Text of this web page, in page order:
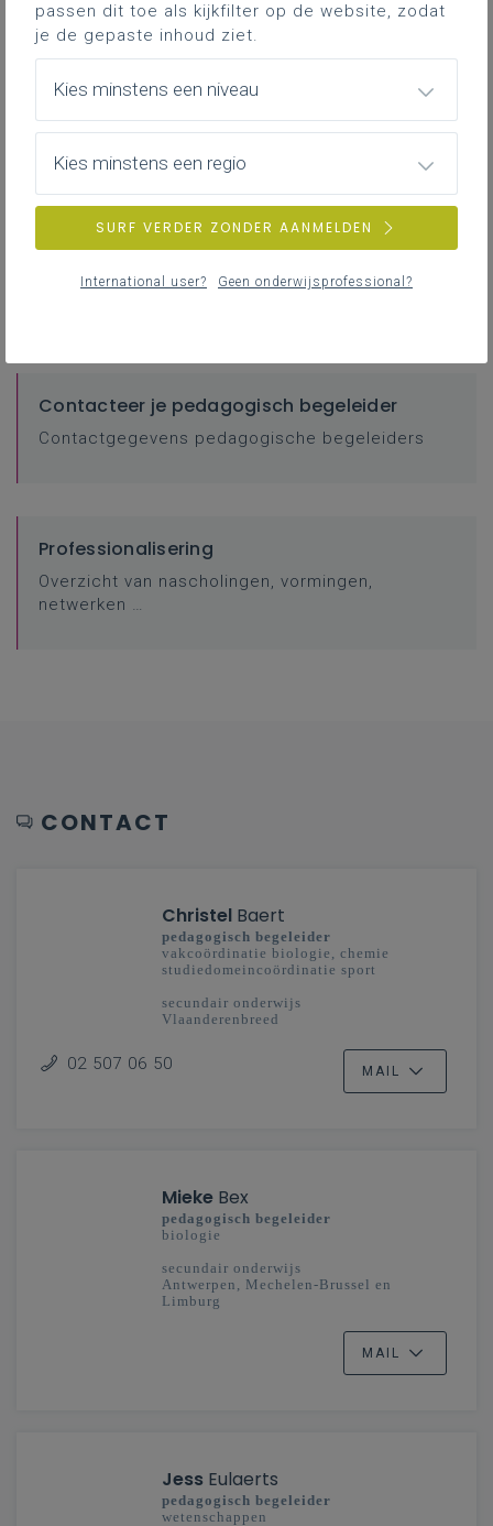
Inspirerend materiaal
Didactische tips, ondersteunende documenten,
duiding bij leerinhouden...
Literatuur, onderzoek, interessante websites ...
Contacteer je pedagogisch begeleider
Contactgegevens pedagogische begeleiders
Professionalisering
Overzicht van nascholingen, vormingen,
netwerken …
CONTACT
Christel Baert
pedagogisch begeleider
vakcoördinatie biologie, chemie
studiedomeincoördinatie sport
secundair onderwijs
Vlaanderenbreed
02 507 06 50 MAIL
Mieke Bex
pedagogisch begeleider
biologie
secundair onderwijs
Antwerpen, Mechelen-Brussel en
Limburg
MAIL
Jess Eulaerts
pedagogisch begeleider
wetenschappen
passen dit toe als kijkfilter op de website, zodat
je de gepaste inhoud ziet.
Kies minstens een niveau
Kies minstens een regio
SURF VERDER ZONDER AANMELDEN
International user? Geen onderwijsprofessional?